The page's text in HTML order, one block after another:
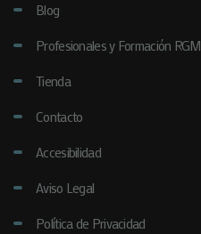
Blog
Profesionales y Formación RGM
Tienda
Contacto
Accesibilidad
Aviso Legal
Política de Privacidad